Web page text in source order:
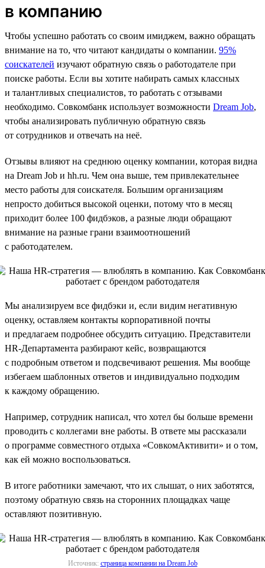
в компанию
Чтобы успешно работать со своим имиджем, важно обращать
внимание на то, что читают кандидаты о компании. 95%
соискателей изучают обратную связь о работодателе при
поиске работы. Если вы хотите набирать самых классных
и талантливых специалистов, то работать с отзывами
необходимо. Совкомбанк использует возможности Dream Job,
чтобы анализировать публичную обратную связь
от сотрудников и отвечать на неё.
Отзывы влияют на среднюю оценку компании, которая видна
на Dream Job и hh.ru. Чем она выше, тем привлекательнее
место работы для соискателя. Большим организациям
непросто добиться высокой оценки, потому что в месяц
приходит более 100 фидбэков, а разные люди обращают
внимание на разные грани взаимоотношений
с работодателем.
Мы анализируем все фидбэки и, если видим негативную
оценку, оставляем контакты корпоративной почты
и предлагаем подробнее обсудить ситуацию. Представители
HR-Департамента разбирают кейс, возвращаются
с подробным ответом и подсвечивают решения. Мы вообще
избегаем шаблонных ответов и индивидуально подходим
к каждому обращению.
Например, сотрудник написал, что хотел бы больше времени
проводить с коллегами вне работы. В ответе мы рассказали
о программе совместного отдыха «СовкомАктивити» и о том,
как ей можно воспользоваться.
В итоге работники замечают, что их слышат, о них заботятся,
поэтому обратную связь на сторонних площадках чаще
оставляют позитивную.
Источник: страница компании на Dream Job